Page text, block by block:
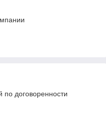
по договоренности